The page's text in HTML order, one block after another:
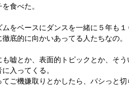
食べた。
をベースにダンスを一緒に５年も１
底的に向かいあってる人たちなの。
も嘘とか、表面的トピックとか、そ
入ってくる。
ご機嫌取りとかしたら、バシっと切